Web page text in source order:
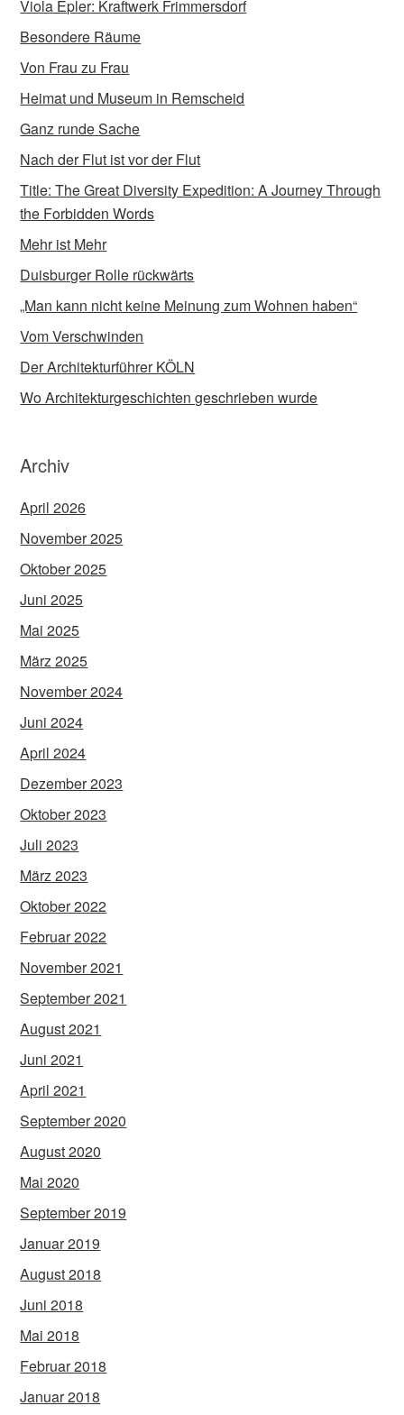
Viola Epler: Kraftwerk Frimmersdorf
Besondere Räume
Von Frau zu Frau
Heimat und Museum in Remscheid
Ganz runde Sache
Nach der Flut ist vor der Flut
Title: The Great Diversity Expedition: A Journey Through
the Forbidden Words
Mehr ist Mehr
Duisburger Rolle rückwärts
„Man kann nicht keine Meinung zum Wohnen haben“
Vom Verschwinden
Der Architekturführer KÖLN
Wo Architekturgeschichten geschrieben wurde
Archiv
April 2026
November 2025
Oktober 2025
Juni 2025
Mai 2025
März 2025
November 2024
Juni 2024
April 2024
Dezember 2023
Oktober 2023
Juli 2023
März 2023
Oktober 2022
Februar 2022
November 2021
September 2021
August 2021
Juni 2021
April 2021
September 2020
August 2020
Mai 2020
September 2019
Januar 2019
August 2018
Juni 2018
Mai 2018
Februar 2018
Januar 2018